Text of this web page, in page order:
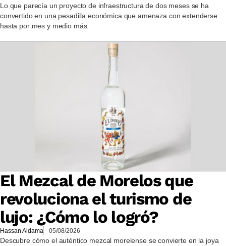
Lo que parecía un proyecto de infraestructura de dos meses se ha
convertido en una pesadilla económica que amenaza con extenderse
hasta por mes y medio más.
El Mezcal de Morelos que
revoluciona el turismo de
lujo: ¿Cómo lo logró?
Hassan Aldama 05/08/2026
Descubre cómo el auténtico mezcal morelense se convierte en la joya